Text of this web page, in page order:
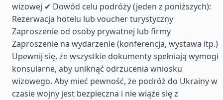
wizowej ✔ Dowód celu podróży (jeden z poniższych):
Rezerwacja hotelu lub voucher turystyczny
Zaproszenie od osoby prywatnej lub firmy
Zaproszenie na wydarzenie (konferencja, wystawa itp.)
Upewnij się, że wszystkie dokumenty spełniają wymogi
konsularne, aby uniknąć odrzucenia wniosku
wizowego. Aby mieć pewność, że podróż do Ukrainy w
czasie wojny jest bezpieczna i nie wiąże się z